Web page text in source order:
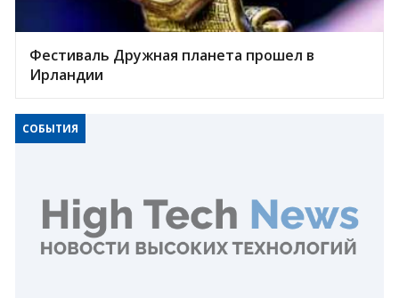
Фестиваль Дружная планета прошел в
Ирландии
СОБЫТИЯ